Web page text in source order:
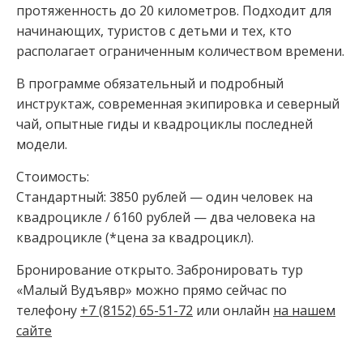
протяженность до 20 километров⁣⁣⁣⁣. Подходит для
начинающих, туристов с детьми и тех, кто
располагает ограниченным количеством времени.
В программе обязательный и подробный
инструктаж, современная экипировка и северный
чай, опытные гиды и квадроциклы последней
модели.
Стоимость:⁣⁣
Стандартный: 3850 рублей — один человек на
квадроцикле / 6160 рублей — два человека на
квадроцикле (*цена за квадроцикл).
Бронирование открыто. Забронировать тур
«Малый Вудъявр» можно прямо сейчас по
телефону +7 (8152) 65-51-72 или онлайн на нашем
сайте